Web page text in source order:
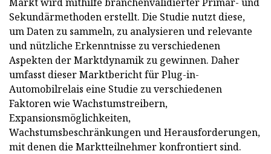
Sekundärmethoden erstellt. Die Studie nutzt diese,
um Daten zu sammeln, zu analysieren und relevante
und nützliche Erkenntnisse zu verschiedenen
Aspekten der Marktdynamik zu gewinnen. Daher
umfasst dieser Marktbericht für Plug-in-
Automobilrelais eine Studie zu verschiedenen
Faktoren wie Wachstumstreibern,
Expansionsmöglichkeiten,
Wachstumsbeschränkungen und Herausforderungen,
mit denen die Marktteilnehmer konfrontiert sind.